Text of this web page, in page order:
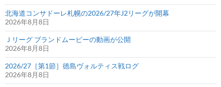
北海道コンサドーレ札幌の2026/27年J2リーグが開幕
2026年8月8日
Ｊリーグ ブランドムービーの動画が公開
2026年8月8日
2026/27［第1節］徳島ヴォルティス戦ログ
2026年8月8日